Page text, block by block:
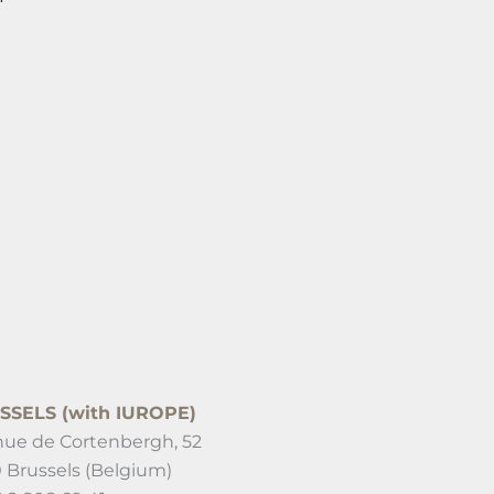
(with IUROPE)
de Cortenbergh, 52
Brussels (Belgium)